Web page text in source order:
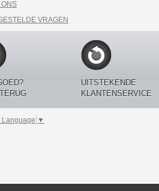
VRAGEN
UITSTEKENDE
KLANTENSERVICE
Language ▼